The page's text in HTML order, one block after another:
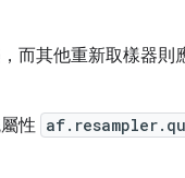
而其他重新取樣器則
性